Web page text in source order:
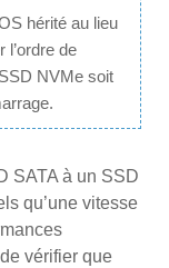
hérité au lieu
l’ordre de
NVMe soit
SATA à un SSD
qu’une vitesse
vérifier que